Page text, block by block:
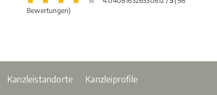
Bewertungen)
Kanzleistandorte Kanzleiprofile